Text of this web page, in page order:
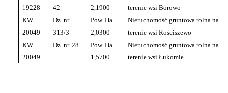
19228
42
2,1900
terenie wsi Borowo
KW
20049
Dz. nr.
313/3
Pow. Ha
2,0300
Nieruchomość gruntowa rolna na
terenie wsi Rościszewo
KW
20049
Dz. nr. 28
Pow. Ha
1,5700
Nieruchomość gruntowa rolna na
terenie wsi Łukomie